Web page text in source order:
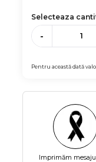
Selecteaza
-
Pentru această dată
Imprimăm